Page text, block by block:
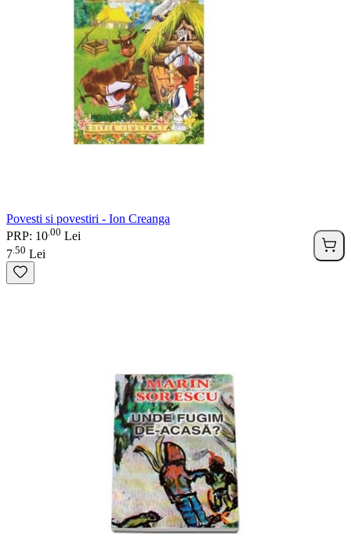
Povesti si povestiri - Ion Creanga
PRP: 10.00 Lei
7 50 Lei